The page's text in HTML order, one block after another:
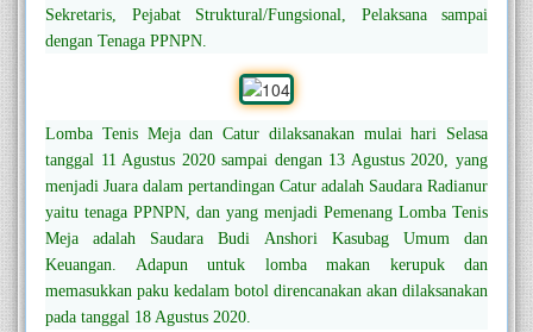
Sekretaris, Pejabat Struktural/Fungsional, Pelaksana sampai
dengan Tenaga PPNPN.
Lomba Tenis Meja dan Catur dilaksanakan mulai hari Selasa
tanggal 11 Agustus 2020 sampai dengan 13 Agustus 2020, yang
menjadi Juara dalam pertandingan Catur adalah Saudara Radianur
yaitu tenaga PPNPN, dan yang menjadi Pemenang Lomba Tenis
Meja adalah Saudara Budi Anshori Kasubag Umum dan
Keuangan. Adapun untuk lomba makan kerupuk dan
memasukkan paku kedalam botol direncanakan akan dilaksanakan
pada tanggal 18 Agustus 2020.